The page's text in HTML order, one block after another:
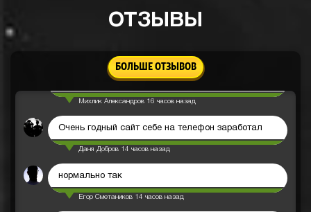
ОТЗЫВЫ
БОЛЬШЕ ОТЗЫВОВ
Вывод быстрый
Михлик Александров 16 часов назад
Очень годный сайт себе на телефон заработал
Даня Добров 14 часов назад
нормально так
Егор Сметаников 14 часов назад